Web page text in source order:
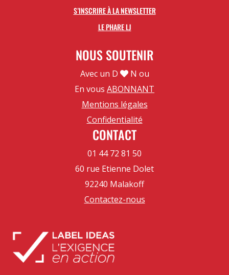
S’INSCRIRE À LA NEWSLETTER
LE PHARE LJ
NOUS SOUTENIR
Avec un D
N ou
En vous ABONNANT
Mentions légales
Confidentialité
CONTACT
01 44 72 81 50
60 rue Etienne Dolet
92240 Malakoff
Contactez-nous